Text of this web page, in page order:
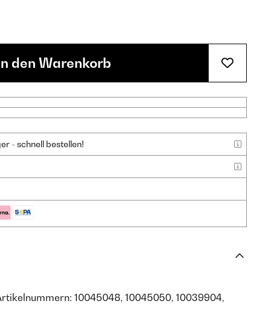
den Warenkorb
- schnell bestellen!
10045048, 10045050, 10039904,